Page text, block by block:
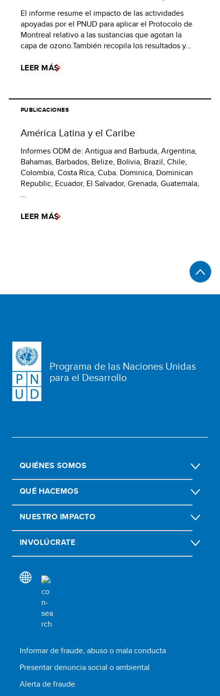
El informe resume el impacto de las actividades
apoyadas por el PNUD para aplicar el Protocolo de
Montreal relativo a las sustancias que agotan la
capa de ozono.También recopila los resultados y…
LEER MÁS
PUBLICACIONES
América Latina y el Caribe
Informes ODM de: Antigua and Barbuda, Argentina,
Bahamas, Barbados, Belize, Bolivia, Brazil, Chile,
Colombia, Costa Rica, Cuba. Dominica, Dominican
Republic, Ecuador, El Salvador, Grenada, Guatemala,
…
LEER MÁS
Programa de las Naciones Unidas
para el Desarrollo
QUIÉNES SOMOS
QUÉ HACEMOS
NUESTRO IMPACTO
INVOLÚCRATE
Informar de fraude, abuso o mala conducta
Presentar denuncia social o ambiental
Alerta de fraude